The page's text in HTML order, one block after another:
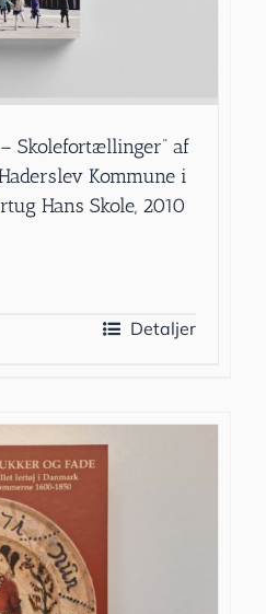
Skolefortællinger” af
Kommune i
Hans Skole, 2010
Detaljer